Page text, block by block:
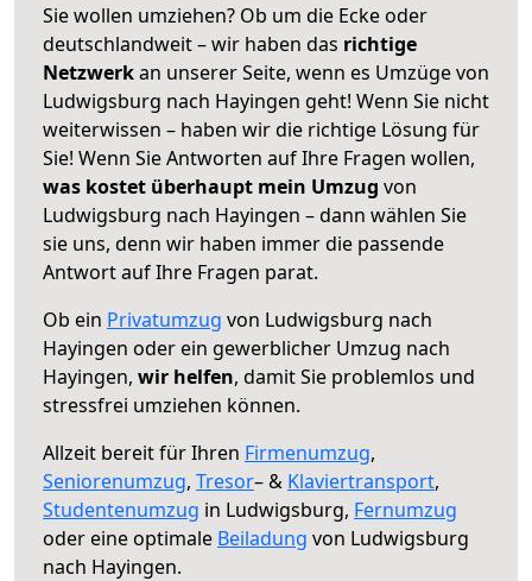
Sie wollen umziehen? Ob um die Ecke oder
deutschlandweit – wir haben das richtige
Netzwerkan unserer Seite, wenn es Umzüge von
Ludwigsburg nach Hayingen geht! Wenn Sie nicht
weiterwissen – haben wir die richtige Lösung für
Sie! Wenn Sie Antworten auf Ihre Fragen wollen,
was kostet überhaupt mein Umzug von
Ludwigsburg nach Hayingen – dann wählen Sie
sie uns, denn wir haben immer die passende
Antwort auf Ihre Fragen parat.
Ob ein Privatumzug von Ludwigsburg nach
Hayingen oder ein gewerblicher Umzug nach
Hayingen, wir helfen, damit Sie problemlos und
stressfrei umziehen können.
Allzeit bereit für Ihren Firmenumzug,
Seniorenumzug, Tresor– & Klaviertransport,
Studentenumzug in Ludwigsburg, Fernumzug
oder eine optimale Beiladung von Ludwigsburg
nach Hayingen.